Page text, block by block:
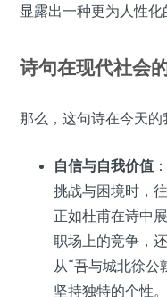
显露出一种更为人性化
诗句在现代社会
那么，这句诗在今天
自信与自我价值
挑战与困境时，
正如杜甫在诗中
职场上的竞争，
从“吾与城北徐公
坚持独特的个性。